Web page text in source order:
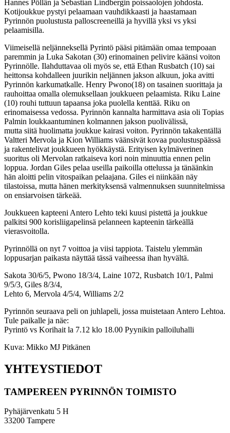
Hannes Pöllän ja Sebastian Lindbergin poissaolojen johdosta.
Kotijoukkue pystyi pelaamaan vauhdikkaasti ja haastamaan
Pyrinnön puolustusta palloscreeneillä ja hyvillä yksi vs yksi
pelaamisilla.
Viimeisellä neljänneksellä Pyrintö pääsi pitämään omaa tempoaan
paremmin ja Luka Sakotan (30) erinomainen pelivire käänsi voiton
Pyrinnölle. Ilahduttavaa oli myös se, että Ethan Rusbatch (10) sai
heittonsa kohdalleen juurikin neljännen jakson alkuun, joka avitti
Pyrinnön karkumatkalle. Henry Pwono(18) on tasainen suorittaja ja
rauhoittaa omalla olemuksellaan joukkueen pelaamista. Riku Laine
(10) rouhi tuttuun tapaansa joka puolella kenttää. Riku on
erinomaisessa vedossa. Pyrinnön kannalta harmittava asia oli Topias
Palmin loukkaantuminen kolmannen jakson puolivälissä,
mutta siitä huolimatta joukkue kairasi voiton. Pyrinnön takakentällä
Valtteri Mervola ja Kion Williams väänsivät kovaa puolustuspäässä
ja rakentelivat joukkueen hyökkäystä. Erityisen kylmäverinen
suoritus oli Mervolan ratkaiseva kori noin minuuttia ennen pelin
loppua. Jordan Giles pelaa useilla paikoilla ottelussa ja tänäänkin
hän aloitti pelin vitospaikan pelaajana. Giles ei niinkään näy
tilastoissa, mutta hänen merkityksensä valmennuksen suunnitelmissa
on ensiarvoisen tärkeää.
Joukkueen kapteeni Antero Lehto teki kuusi pistettä ja joukkue
palkitsi 900 korisliigapelinsä pelanneen kapteenin tärkeällä
vierasvoitolla.
Pyrinnöllä on nyt 7 voittoa ja viisi tappiota. Taistelu ylemmän
loppusarjan paikasta näyttää tässä vaiheessa ihan hyvältä.
Sakota 30/6/5, Pwono 18/3/4, Laine 1072, Rusbatch 10/1, Palmi
9/5/3, Giles 8/3/4,
Lehto 6, Mervola 4/5/4, Williams 2/2
Pyrinnön seuraava peli on juhlapeli, jossa muistetaan Antero Lehtoa.
Tule paikalle ja näe:
Pyrintö vs Korihait la 7.12 klo 18.00 Pyynikin palloiluhalli
Kuva: Mikko MJ Pitkänen
YHTEYSTIEDOT
TAMPEREEN PYRINNÖN TOIMISTO
Pyhäjärvenkatu 5 H
33200 Tampere